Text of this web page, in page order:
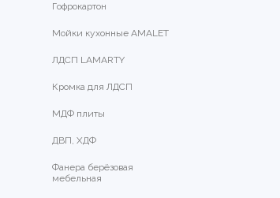
Гофрокартон
Мойки кухонные AMALET
ЛДСП LAMARTY
Кромка для ЛДСП
МДФ плиты
ДВП, ХДФ
Фанера берёзовая
мебельная